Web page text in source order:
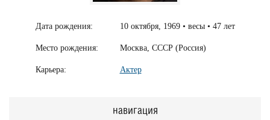
Дата рождения: 10 октября, 1969 • весы • 47 лет
Место рождения: Москва, СССР (Россия)
Карьера: Актер
навигация